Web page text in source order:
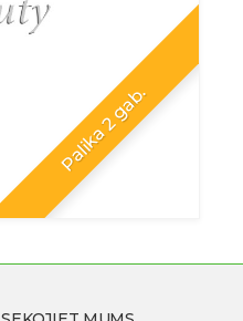
Palika 2 gab.